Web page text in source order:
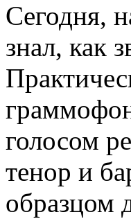
Сегодня,
знал, как
голосом
тенор и
образцом